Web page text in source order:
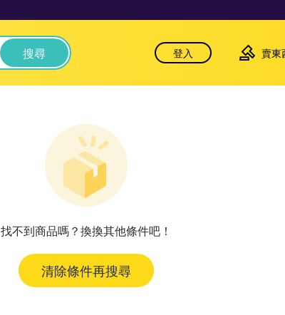
搜尋 登入 賣東
找不到商品嗎？換換其他條件吧！
清除條件再搜尋